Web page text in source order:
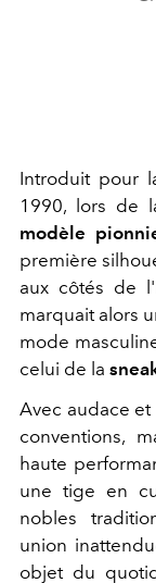
Introduit pour
1990, lors de
modèle
première
aux côtés de
marquait alors
mode
celui de la
Avec audace et
conventions,
haute
une tige en
nobles
union
objet du